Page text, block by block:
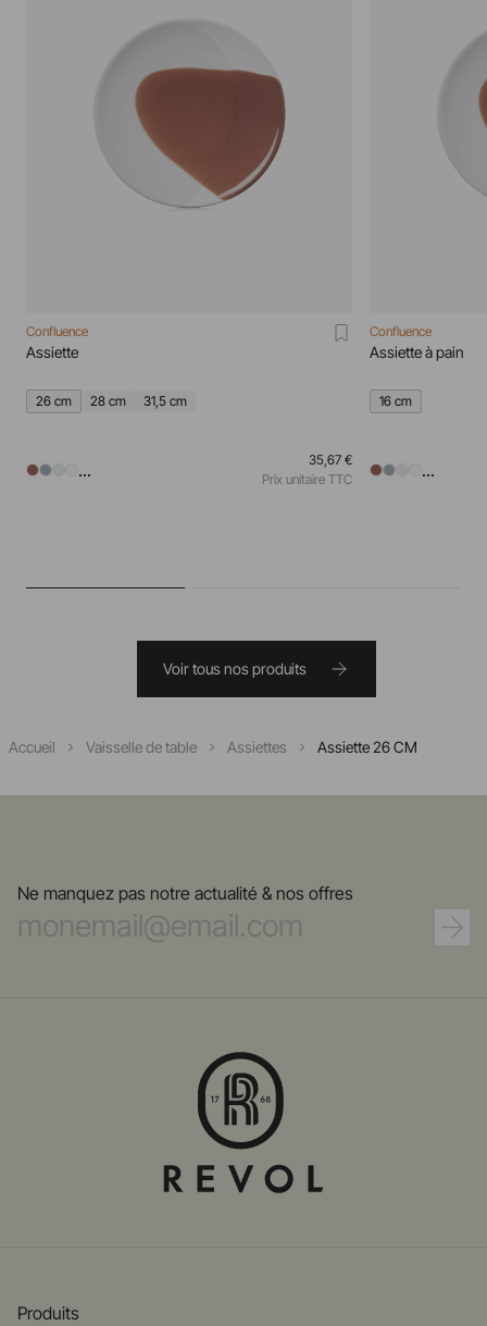
Confluence
Assiette
26 cm 28 cm 31,5 cm
...
35,67 €
Prix unitaire TTC
Confluence
Assiette à pain
16 cm
...
Voir tous nos produits
Accueil Vaisselle de table Assiettes Assiette 26 CM
Ne manquez pas notre actualité & nos offres
Produits